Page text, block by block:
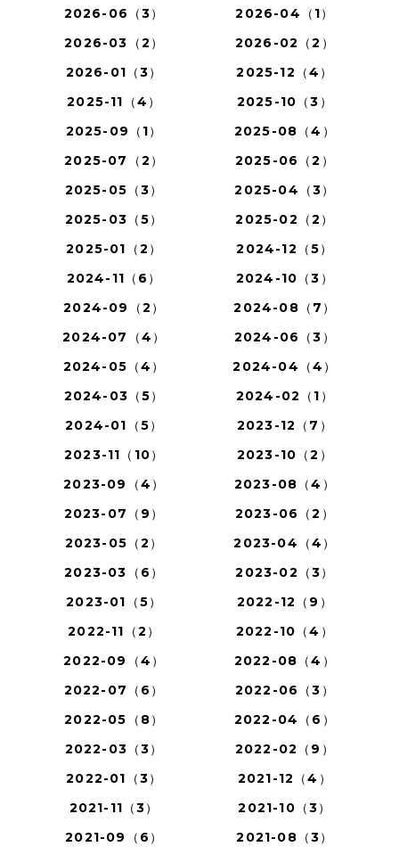
2026-06（3）
2026-04（1）
2026-03（2）
2026-02（2）
2026-01（3）
2025-12（4）
2025-11（4）
2025-10（3）
2025-09（1）
2025-08（4）
2025-07（2）
2025-06（2）
2025-05（3）
2025-04（3）
2025-03（5）
2025-02（2）
2025-01（2）
2024-12（5）
2024-11（6）
2024-10（3）
2024-09（2）
2024-08（7）
2024-07（4）
2024-06（3）
2024-05（4）
2024-04（4）
2024-03（5）
2024-02（1）
2024-01（5）
2023-12（7）
2023-11（10）
2023-10（2）
2023-09（4）
2023-08（4）
2023-07（9）
2023-06（2）
2023-05（2）
2023-04（4）
2023-03（6）
2023-02（3）
2023-01（5）
2022-12（9）
2022-11（2）
2022-10（4）
2022-09（4）
2022-08（4）
2022-07（6）
2022-06（3）
2022-05（8）
2022-04（6）
2022-03（3）
2022-02（9）
2022-01（3）
2021-12（4）
2021-11（3）
2021-10（3）
2021-09（6）
2021-08（3）